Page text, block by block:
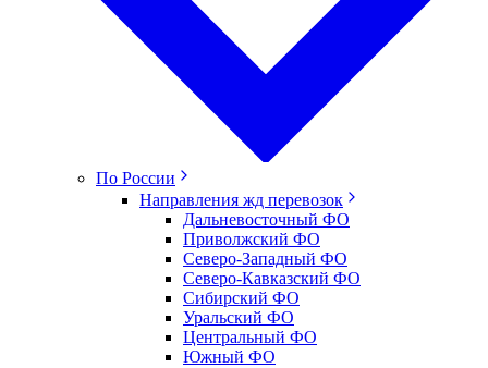
По России
Направления жд перевозок
Дальневосточный ФО
Приволжский ФО
Северо-Западный ФО
Северо-Кавказский ФО
Сибирский ФО
Уральский ФО
Центральный ФО
Южный ФО